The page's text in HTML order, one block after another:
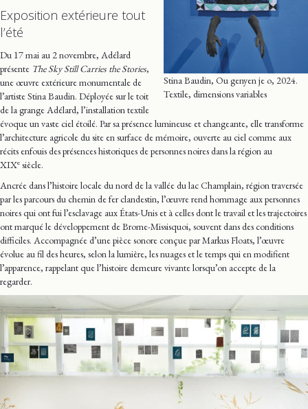
Stina Baudin, Ou genyen je o, 2024.
Textile, dimensions variables
Exposition extérieure tout
l’été
Du 17 mai au 2 novembre, Adélard
présente The Sky Still Carries the Stories,
une œuvre extérieure monumentale de
l’artiste Stina Baudin. Déployée sur le toit
de la grange Adélard, l’installation textile
évoque un vaste ciel étoilé. Par sa présence lumineuse et changeante, elle transforme
l’architecture agricole du site en surface de mémoire, ouverte au ciel comme aux
récits enfouis des présences historiques de personnes noires dans la région au
XIXe siècle.
Ancrée dans l’histoire locale du nord de la vallée du lac Champlain, région traversée
par les parcours du chemin de fer clandestin, l’œuvre rend hommage aux personnes
noires qui ont fui l’esclavage aux États-Unis et à celles dont le travail et les trajectoires
ont marqué le développement de Brome-Missisquoi, souvent dans des conditions
difficiles. Accompagnée d’une pièce sonore conçue par Markus Floats, l’œuvre
évolue au fil des heures, selon la lumière, les nuages et le temps qui en modifient
l’apparence, rappelant que l’histoire demeure vivante lorsqu’on accepte de la
regarder.